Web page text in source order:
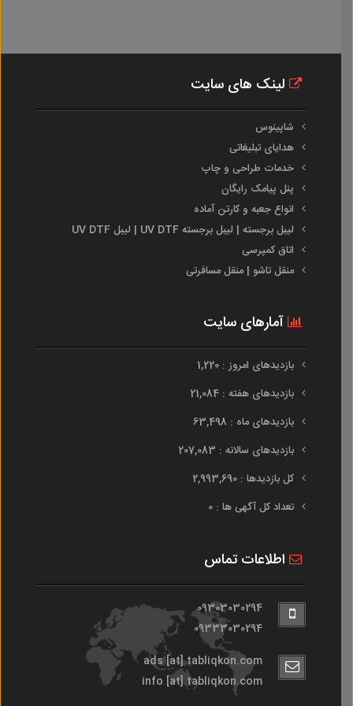
لینک های سایت
شاپینوس
هدایای تبلیغاتی
خدمات طراحی و چاپ
پنل پیامک رایگان
انواع جعبه و کارتن آماده
لیبل برجسته | لیبل برجسته UV DTF | لیبل UV DTF
اتاق کمپرسی
منقل تاشو | منقل مسافرتی
آمارهای سایت
بازدیدهای امروز : 1,220
بازدیدهای هفته : 21,084
بازدیدهای ماه : 63,498
بازدیدهای سالانه : 207,083
کل بازدیدها : 2,993,690
تعداد کل آگهی ها : 0
اطلاعات تماس
09303030294
09333030294
ads [at] tabliqkon.com
info [at] tabliqkon.com